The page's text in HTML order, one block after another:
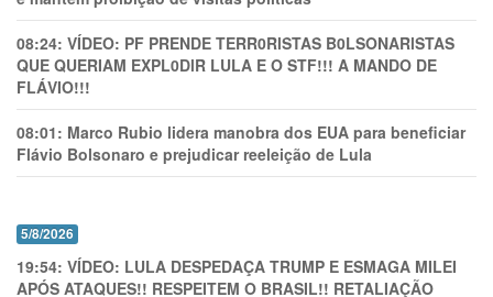
08:24: VÍDEO: PF PRENDE TERR0RlSTAS B0LSONARlSTAS
QUE QUERIAM EXPL0DlR LULA E O STF!!! A MANDO DE
FLÁVIO!!!
08:01: Marco Rubio lidera manobra dos EUA para beneficiar
Flávio Bolsonaro e prejudicar reeleição de Lula
5/8/2026
19:54: VÍDEO: LULA DESPEDAÇA TRUMP E ESMAGA MILEI
APÓS ATAQUES!! RESPEITEM O BRASIL!! RETALIAÇÃO